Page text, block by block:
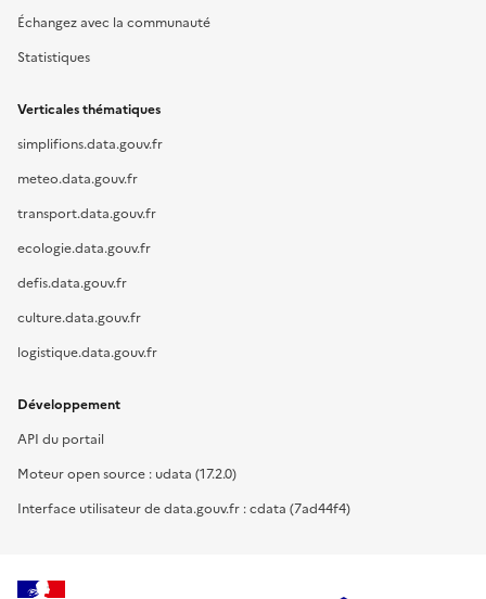
Échangez avec la communauté
Statistiques
Verticales thématiques
simplifions.data.gouv.fr
meteo.data.gouv.fr
transport.data.gouv.fr
ecologie.data.gouv.fr
defis.data.gouv.fr
culture.data.gouv.fr
logistique.data.gouv.fr
Développement
API du portail
Moteur open source : udata (17.2.0)
Interface utilisateur de data.gouv.fr : cdata (7ad44f4)